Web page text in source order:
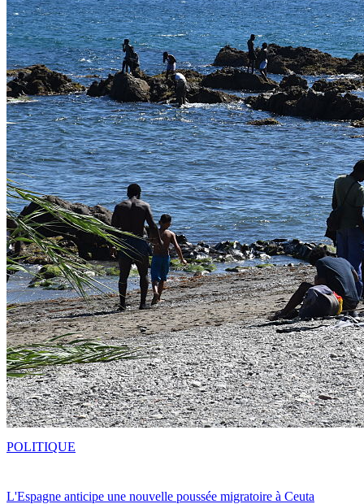
L'Espagne anticipe une nouvelle poussée migratoire à Ceuta
POLITIQUE